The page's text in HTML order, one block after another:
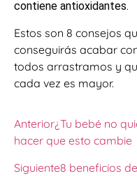
contiene antioxidantes.
Estos son 8 consejos
conseguirás acabar
todos arrastramos y
cada vez es mayor.
Anterior¿Tu bebé no
hacer que esto cambie
Siguiente8 beneficios